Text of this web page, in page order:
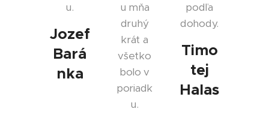
u.
Jozef
Bará
nka
u mňa
druhý
krát a
všetko
bolo v
poriadk
u.
podľa
dohody.
Timo
tej
Halas